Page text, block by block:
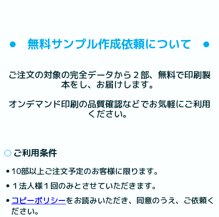
無料サンプル作成依頼について
ご注文の対象の完全データから２部、無料で印刷製
本をし、お届けします。
オンデマンド印刷の品質確認などでお気軽にご利用
ください。
ご利用条件
10部以上ご注文予定のお客様に限ります。
１法人様１回のみとさせていただきます。
コピーポリシーをお読みいただき、同意のうえ、ご依頼く
ださい。